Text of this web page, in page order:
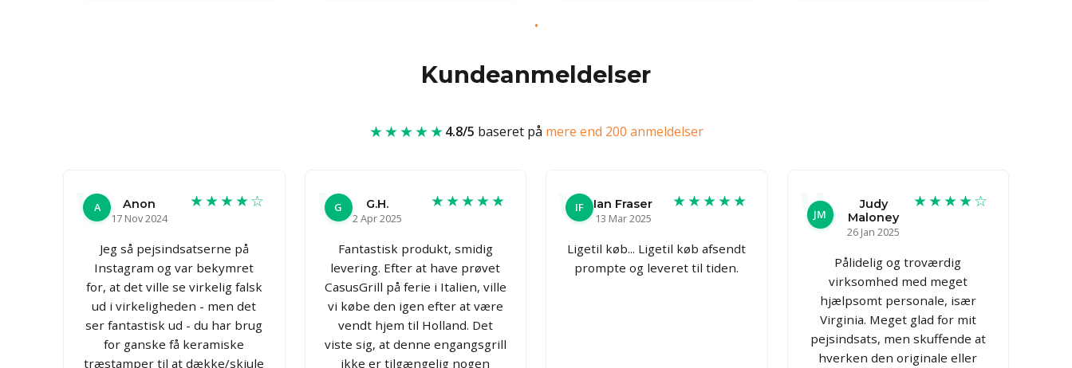
Kundeanmeldelser
★★★★★4.8/5 baseret på mere end 200 anmeldelser
A
Anon
17 Nov 2024
★★★★☆
Jeg så pejsindsatserne på
Instagram og var bekymret
for, at det ville se virkelig falsk
ud i virkeligheden - men det
ser fantastisk ud - du har brug
for ganske få keramiske
træstamper til at dække/skjule
G
G.H.
2 Apr 2025
★★★★★
Fantastisk produkt, smidig
levering. Efter at have prøvet
CasusGrill på ferie i Italien, ville
vi købe den igen efter at være
vendt hjem til Holland. Det
viste sig, at denne engangsgrill
ikke er tilgængelig nogen
IF
Ian Fraser
13 Mar 2025
★★★★★
Ligetil køb... Ligetil køb afsendt
prompte og leveret til tiden.
JM
Judy
Maloney
26 Jan 2025
★★★★☆
Pålidelig og troværdig
virksomhed med meget
hjælpsomt personale, især
Virginia. Meget glad for mit
pejsindsats, men skuffende at
hverken den originale eller